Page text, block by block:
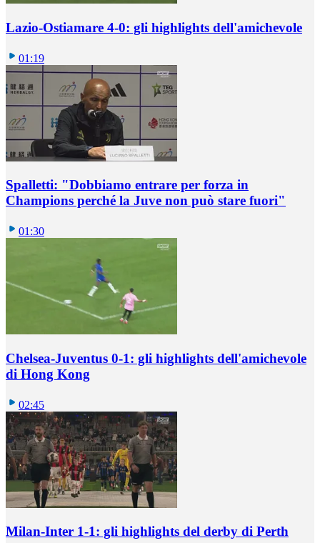
Lazio-Ostiamare 4-0: gli highlights dell'amichevole
01:19
Spalletti: "Dobbiamo entrare per forza in
Champions perché la Juve non può stare fuori"
01:30
Chelsea-Juventus 0-1: gli highlights dell'amichevole
di Hong Kong
02:45
Milan-Inter 1-1: gli highlights del derby di Perth